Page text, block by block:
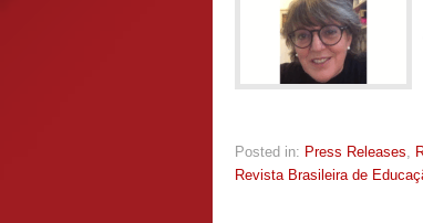
Posted in: Press Releases,
Revista Brasileira de